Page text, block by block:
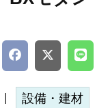
| 設備・建材